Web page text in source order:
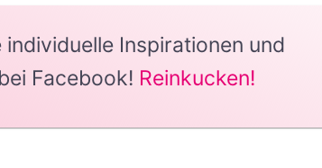
Inspirationen und
Facebook! Reinkucken!